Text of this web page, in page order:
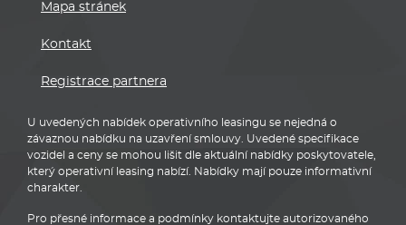
Mapa stránek
Kontakt
Registrace partnera
U uvedených nabídek operativního leasingu se nejedná o
závaznou nabídku na uzavření smlouvy. Uvedené specifikace
vozidel a ceny se mohou lišit dle aktuální nabídky poskytovatele,
který operativní leasing nabízí. Nabídky mají pouze informativní
charakter.
Pro přesné informace a podmínky kontaktujte autorizovaného